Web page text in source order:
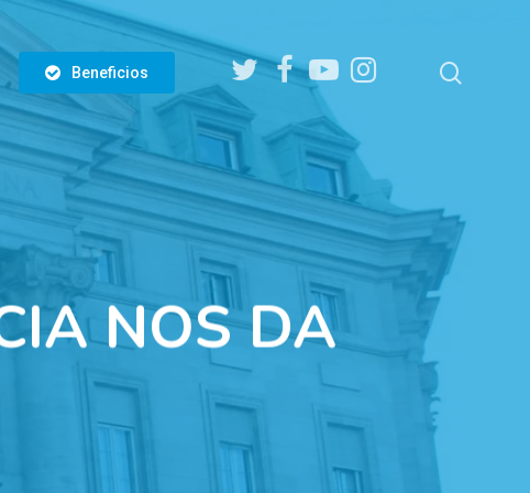
Beneficios
twitterfacebookyoutubeinstagram
NOS DA